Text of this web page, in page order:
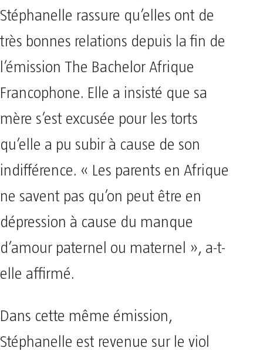
Stéphanelle rassure qu’elles ont de
très bonnes relations depuis la fin de
l’émission The Bachelor Afrique
Francophone. Elle a insisté que sa
mère s’est excusée pour les torts
qu’elle a pu subir à cause de son
indifférence. « Les parents en Afrique
ne savent pas qu’on peut être en
dépression à cause du manque
d’amour paternel ou maternel », a-t-
elle affirmé.
Dans cette même émission,
Stéphanelle est revenue sur le viol